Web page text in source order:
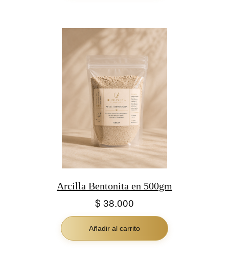
Arcilla Bentonita en 500gm
$ 38.000
Añadir al carrito